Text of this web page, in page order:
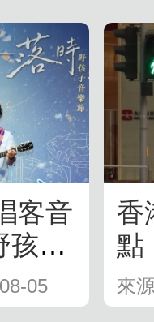
客音
孩子
08-05
香
點
來